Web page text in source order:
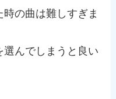
の曲は難しすぎま
んでしまうと良い